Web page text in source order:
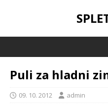
Puli za hladni
09. 10. 2012 admin